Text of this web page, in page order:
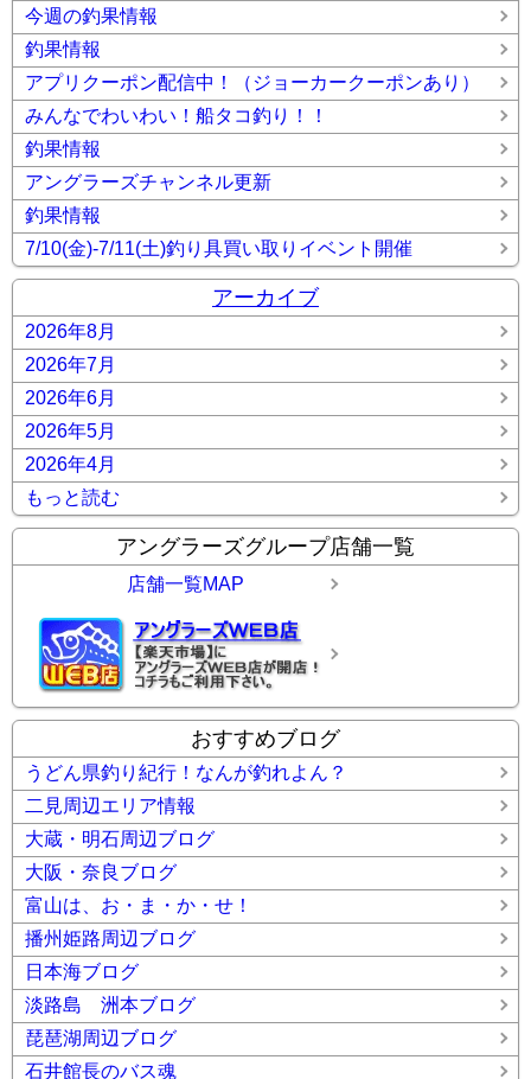
今週の釣果情報
釣果情報
アプリクーポン配信中！（ジョーカークーポンあり）
みんなでわいわい！船タコ釣り！！
釣果情報
アングラーズチャンネル更新
釣果情報
7/10(金)-7/11(土)釣り具買い取りイベント開催
アーカイブ
2026年8月
2026年7月
2026年6月
2026年5月
2026年4月
もっと読む
アングラーズグループ店舗一覧
店舗一覧MAP
おすすめブログ
うどん県釣り紀行！なんが釣れよん？
二見周辺エリア情報
大蔵・明石周辺ブログ
大阪・奈良ブログ
富山は、お・ま・か・せ！
播州姫路周辺ブログ
日本海ブログ
淡路島 洲本ブログ
琵琶湖周辺ブログ
石井館長のバス魂